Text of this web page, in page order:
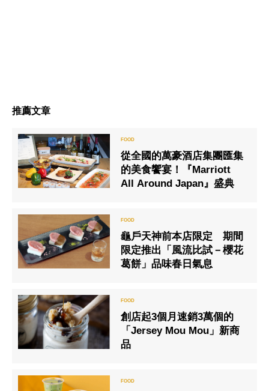
推薦文章
從全國的萬豪酒店集團匯集
的美食饗宴！『Marriott
All Around Japan』盛典
龜戶天神前本店限定 期間
限定推出「風流比試－櫻花
葛餅」品味春日氣息
創店起3個月速銷3萬個的
「Jersey Mou Mou」新商
品